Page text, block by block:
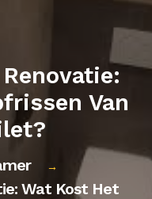
Van
→
Wat Kost Het